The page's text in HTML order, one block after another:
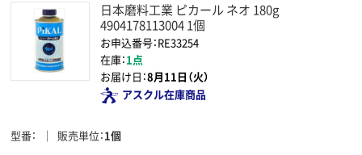
日本磨料工業 ピカール ネオ 180g
4904178113004 1個
お申込番号：RE33254
在庫：1点
お届け日：8月11日（火）
アスクル在庫商品
型番 販売単位 1個